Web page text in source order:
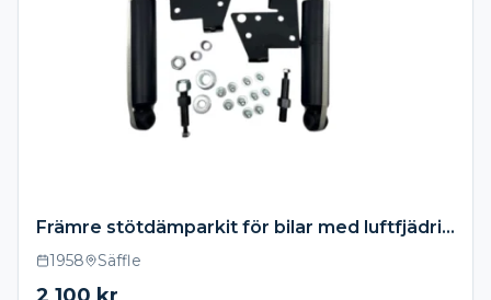
Främre stötdämparkit för bilar med luftfjädring – 1958–1964 Chevrolet Impala
1958 Säffle